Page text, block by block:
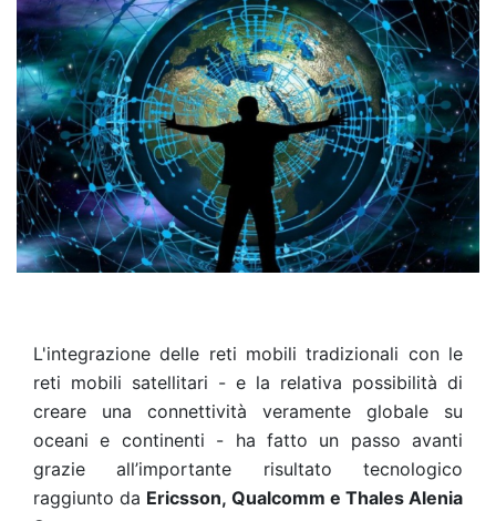
L'integrazione delle reti mobili tradizionali con le
reti mobili satellitari - e la relativa possibilità di
creare una connettività veramente globale su
oceani e continenti - ha fatto un passo avanti
grazie all’importante risultato tecnologico
raggiunto da Ericsson, Qualcomm e Thales Alenia